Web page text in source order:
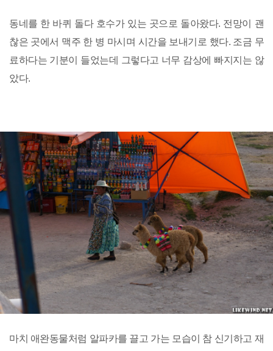
동네를 한 바퀴 돌다 호수가 있는 곳으로 돌아왔다. 전망이 괜
찮은 곳에서 맥주 한 병 마시며 시간을 보내기로 했다. 조금 무
료하다는 기분이 들었는데 그렇다고 너무 감상에 빠지지는 않
았다.
마치 애완동물처럼 알파카를 끌고 가는 모습이 참 신기하고 재